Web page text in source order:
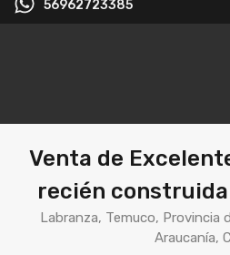
56962723385
Venta de
recién
Labranza, Temuco, Provincia
Araucanía,